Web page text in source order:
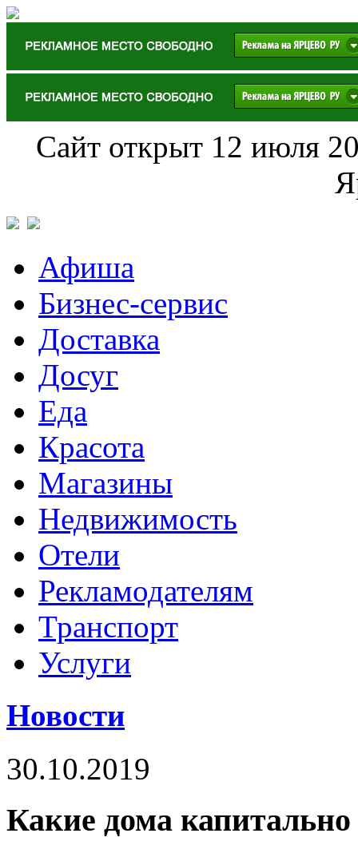
Сайт открыт 12 июля
Афиша
Бизнес-сервис
Доставка
Досуг
Еда
Красота
Магазины
Недвижимость
Отели
Рекламодателям
Транспорт
Услуги
Новости
30.10.2019
Какие дома